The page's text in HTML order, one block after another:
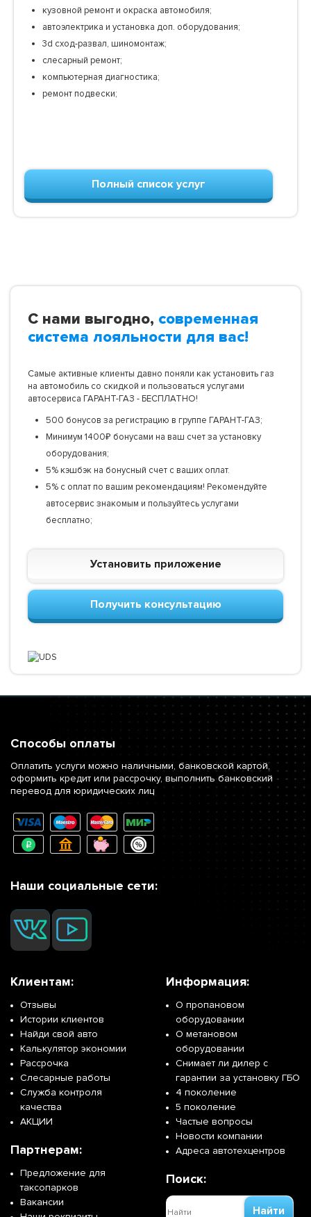
кузовной ремонт и окраска автомобиля;
автоэлектрика и установка доп. оборудования;
3d сход-развал, шиномонтаж;
слесарный ремонт;
компьютерная диагностика;
ремонт подвески;
Полный список услуг
С нами выгодно, современная
система лояльности для вас!
Самые активные клиенты давно поняли как установить газ
на автомобиль со скидкой и пользоваться услугами
автосервиса ГАРАНТ-ГАЗ - БЕСПЛАТНО!
500 бонусов за регистрацию в группе ГАРАНТ-ГАЗ;
Минимум 1400₽ бонусами на ваш счет за установку
оборудования;
5% кэшбэк на бонусный счет с ваших оплат.
5% с оплат по вашим рекомендациям! Рекомендуйте
автосервис знакомым и пользуйтесь услугами
бесплатно;
Установить приложение
Получить консультацию
Способы оплаты
Оплатить услуги можно наличными, банковской картой,
оформить кредит или рассрочку, выполнить банковский
перевод для юридических лиц
Наши социальные сети:
Клиентам:
Отзывы
Истории клиентов
Найди свой авто
Калькулятор экономии
Рассрочка
Слесарные работы
Служба контроля
качества
АКЦИИ
Партнерам:
Предложение для
таксопарков
Вакансии
Информация:
О пропановом
оборудовании
О метановом
оборудовании
Снимает ли дилер с
гарантии за установку ГБО
4 поколение
5 поколение
Частые вопросы
Новости компании
Адреса автотехцентров
Поиск:
Найти